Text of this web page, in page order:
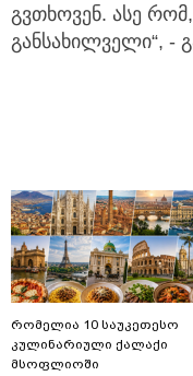
გვთხოვენ. ასე
განსახილველი“, -
რომელია 10 საუკეთესო
კულინარიული ქალაქი
მსოფლიოში